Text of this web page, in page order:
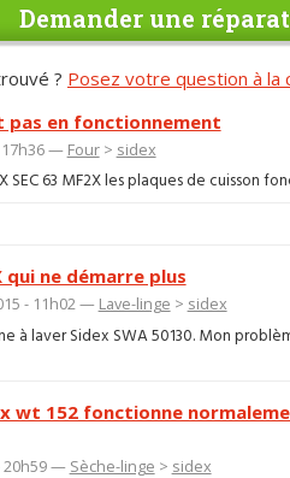
Demander une
? Posez votre question à la
pas en fonctionnement
17h36 — Four> sidex
SEC 63 MF2X les plaques de
qui ne démarre plus
- 11h02 — Lave-linge > sidex
à laver Sidex SWA 50130. Mon
wt 152 fonctionne
20h59 — Sèche-linge > sidex